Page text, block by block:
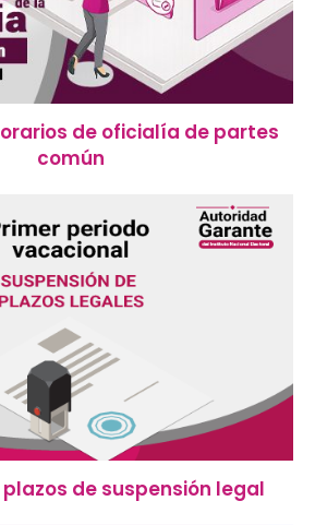
de oficialía de partes
común
de suspensión legal